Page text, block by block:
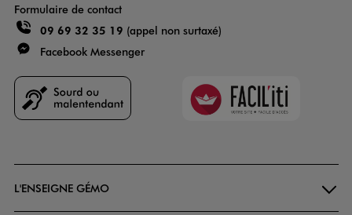
Formulaire de contact
09 69 32 35 19 (appel non surtaxé)
Facebook Messenger
Faciliti
L'ENSEIGNE GÉMO